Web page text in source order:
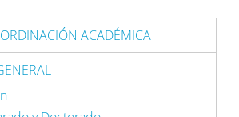
ACADÉMICA